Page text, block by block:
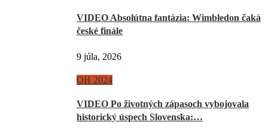
VIDEO Absolútna fantázia: Wimbledon čaká
české finále
9 júla, 2026
OH 2024
VIDEO Po životných zápasoch vybojovala
historický úspech Slovenska:…